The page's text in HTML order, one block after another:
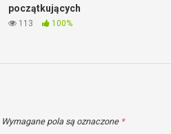
początkujących
113 100%
Wymagane pola są oznaczone *